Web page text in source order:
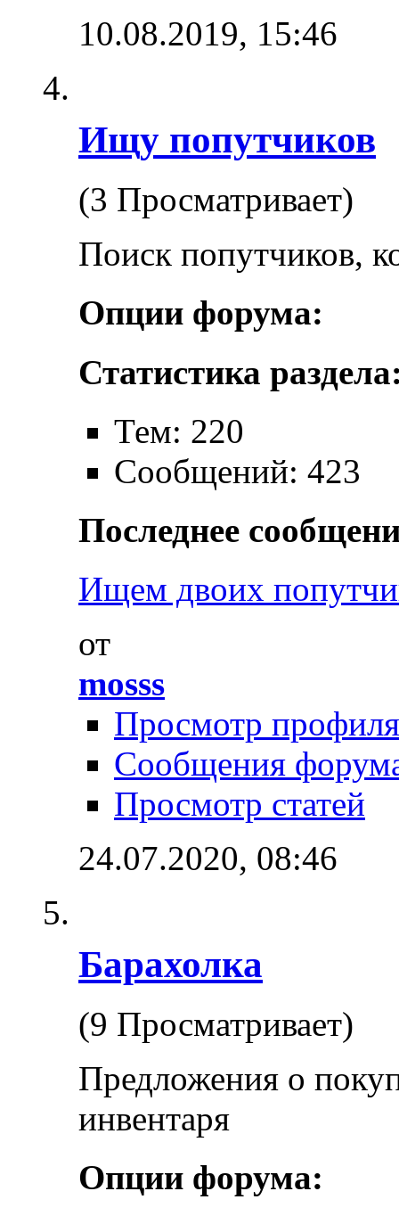
10.08.2019, 15:46
Ищу попутчиков
(3 Просматривает)
Поиск попутчиков,
Опции форума:
Статистика
Тем: 220
Сообщений: 423
Последнее
Ищем двоих
от
mosss
Просмотр профиля
Сообщения
Просмотр статей
24.07.2020, 08:46
Барахолка
(9 Просматривает)
Предложения о
инвентаря
Опции форума: